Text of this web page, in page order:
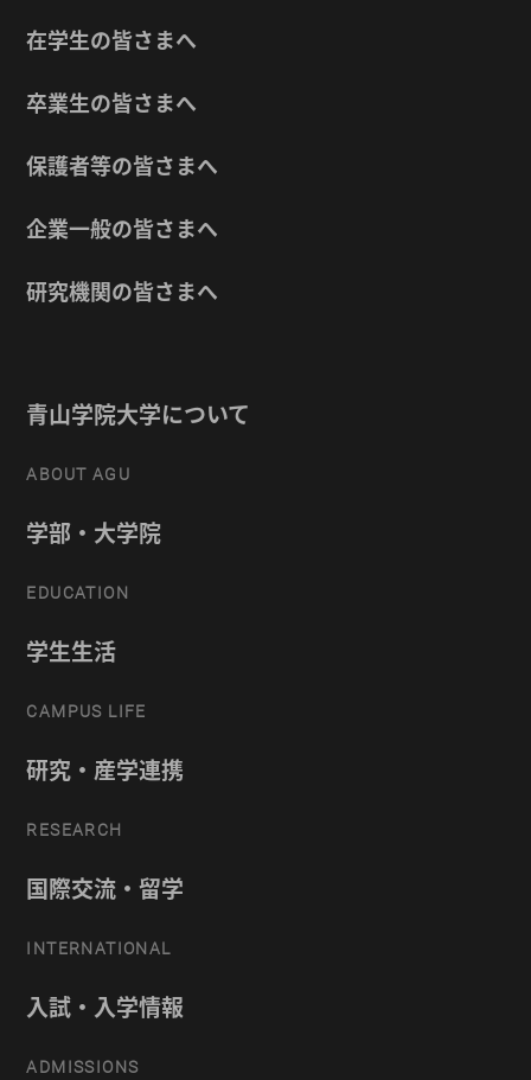
在学生の皆さまへ
卒業生の皆さまへ
保護者等の皆さまへ
企業一般の皆さまへ
研究機関の皆さまへ
青山学院大学について
ABOUT AGU
学部・大学院
EDUCATION
学生生活
CAMPUS LIFE
研究・産学連携
RESEARCH
国際交流・留学
INTERNATIONAL
入試・入学情報
ADMISSIONS